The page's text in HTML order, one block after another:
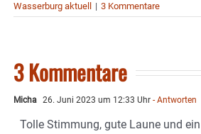
Wasserburg aktuell
| 3 Kommentare
3 Kommentare
Micha 26. Juni 2023 um 12:33 Uhr - Antworten
Tolle Stimmung, gute Laune und